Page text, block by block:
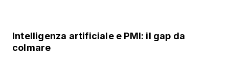
Intelligenza artificiale e PMI: il gap da
colmare